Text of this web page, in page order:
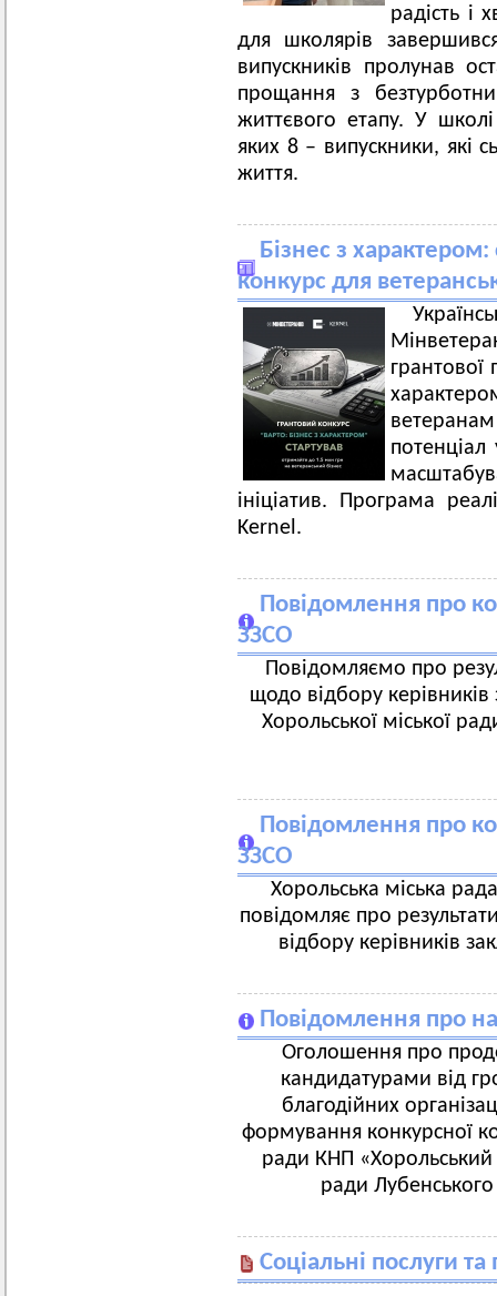
радість і
для школярів
випускників пролунав
прощання з
життєвого етапу. У школі
яких 8 – випускники, які
життя.
Бізнес з
конкурс для
грантової
ініціатив. Програма
Kernel.
Повідомлення про
ЗЗСО
Повідомляємо про
щодо відбору керівників
Хорольської міської
Повідомлення про
ЗЗСО
Хорольська міська
повідомляє про
відбору керівників
Повідомлення про
Оголошення про
кандидатурами від
благодійних
формування конкурсної
ради КНП «Хорольський
ради Лубенського
Соціальні послуги та